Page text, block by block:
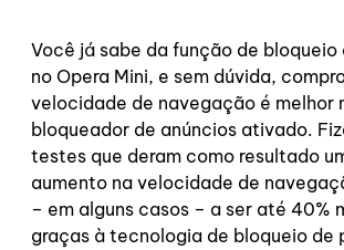
Você já sabe da função de bloqueio
no Opera Mini, e sem dúvida,
velocidade de navegação é melhor
bloqueador de anúncios ativado.
testes que deram como resultado
aumento na velocidade de
– em alguns casos – a ser até 40%
graças à tecnologia de bloqueio de